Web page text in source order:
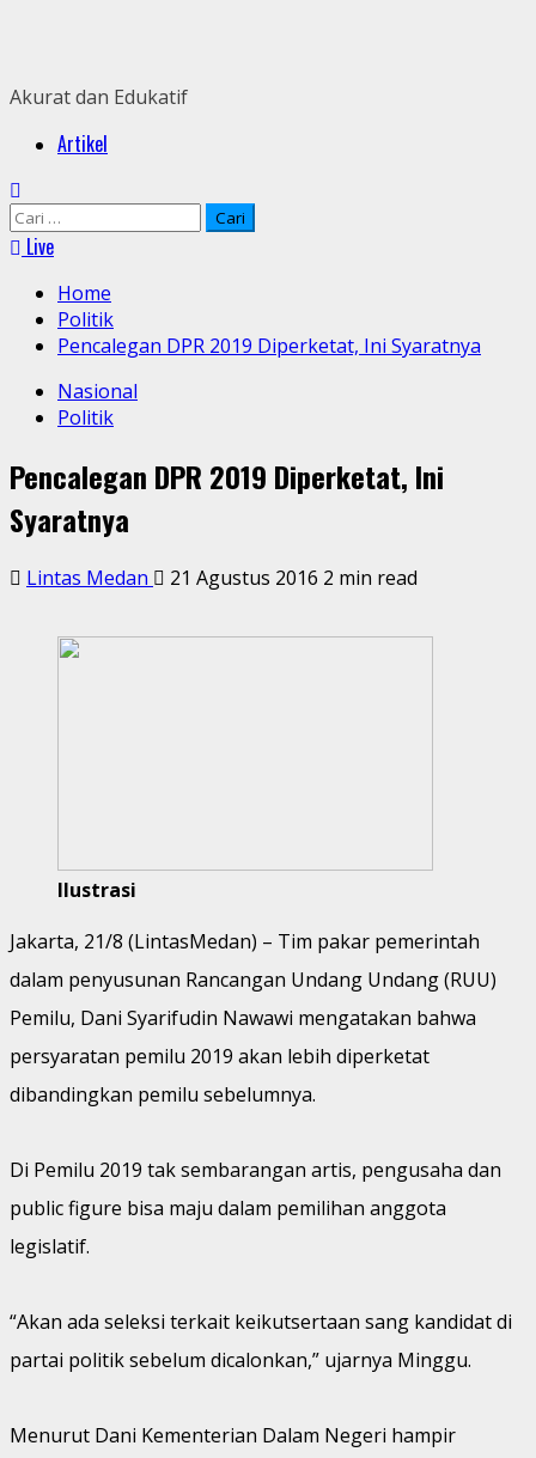
Akurat dan Edukatif
PrimaryArtikel
Cari
untuk:
Live
Home
Politik
Pencalegan DPR 2019 Diperketat, Ini Syaratnya
Nasional
Politik
Pencalegan DPR 2019 Diperketat, Ini
Syaratnya
Lintas Medan 21 Agustus 2016 2 min read
Ilustrasi
Jakarta, 21/8 (LintasMedan) – Tim pakar pemerintah
dalam penyusunan Rancangan Undang Undang (RUU)
Pemilu, Dani Syarifudin Nawawi mengatakan bahwa
persyaratan pemilu 2019 akan lebih diperketat
dibandingkan pemilu sebelumnya.
Di Pemilu 2019 tak sembarangan artis, pengusaha dan
public figure bisa maju dalam pemilihan anggota
legislatif.
“Akan ada seleksi terkait keikutsertaan sang kandidat di
partai politik sebelum dicalonkan,” ujarnya Minggu.
Menurut Dani Kementerian Dalam Negeri hampir